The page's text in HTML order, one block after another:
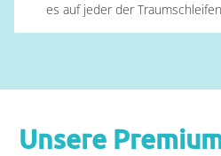
es auf jeder der
Container
Unsere